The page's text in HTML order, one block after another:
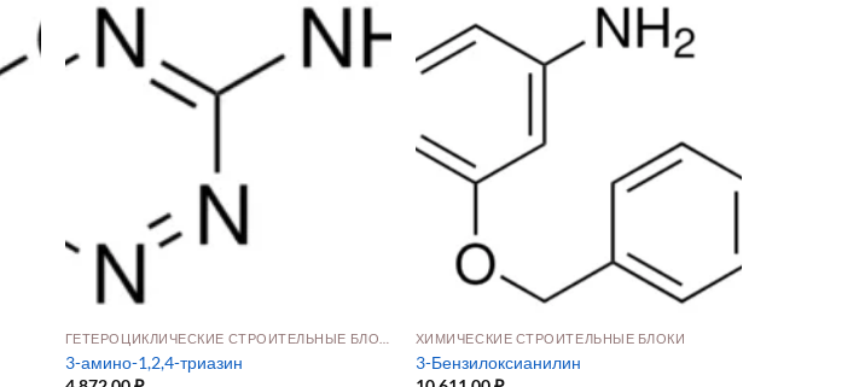
3-амино-1,2,4-триазин
ХИМИЧЕСКИЕ СТРОИТЕЛЬНЫЕ БЛОКИ
3-Бензилоксианилин